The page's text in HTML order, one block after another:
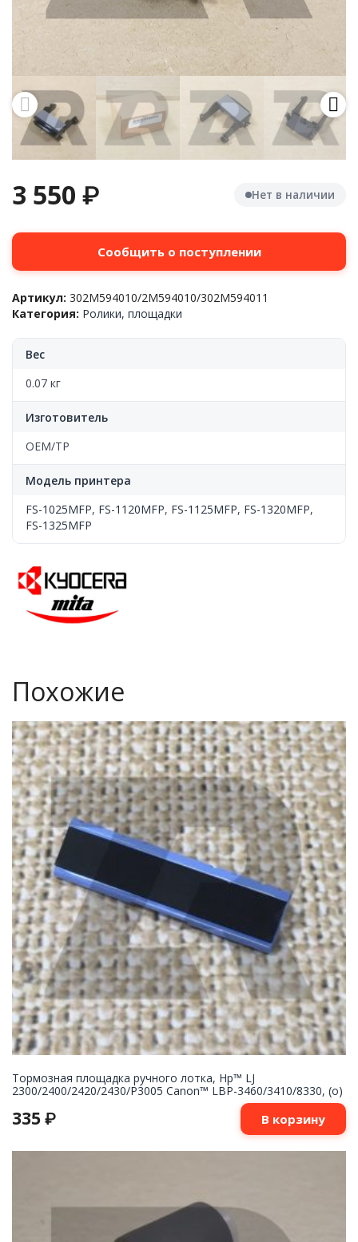
3 550 ₽ Нет в наличии
Сообщить о поступлении
Артикул: 302M594010/2M594010/302M594011
Категория: Ролики, площадки
Вес
0.07 кг
Изготовитель
OEM/TP
Модель принтера
FS-1025MFP, FS-1120MFP, FS-1125MFP, FS-1320MFP,
FS-1325MFP
Похожие
Тормозная площадка ручного лотка, Hp™ LJ
2300/2400/2420/2430/P3005 Canon™ LBP-3460/3410/8330, (о)
335 ₽ В корзину